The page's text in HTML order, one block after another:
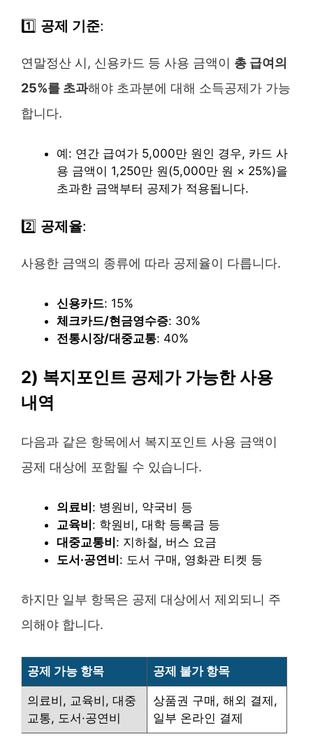
1️⃣ 공제 기준:
연말정산 시, 신용카드 등 사용 금액이 총 급여의
25%를 초과해야 초과분에 대해 소득공제가 가능
합니다.
예: 연간 급여가 5,000만 원인 경우, 카드 사
용 금액이 1,250만 원(5,000만 원 × 25%)을
초과한 금액부터 공제가 적용됩니다.
2️⃣ 공제율:
사용한 금액의 종류에 따라 공제율이 다릅니다.
신용카드: 15%
체크카드/현금영수증: 30%
전통시장/대중교통: 40%
2) 복지포인트 공제가 가능한 사용
내역
다음과 같은 항목에서 복지포인트 사용 금액이
공제 대상에 포함될 수 있습니다.
의료비 : 병원비, 약국비 등
교육비 : 학원비, 대학 등록금 등
대중교통비 : 지하철, 버스 요금
도서·공연비 : 도서 구매, 영화관 티켓 등
하지만 일부 항목은 공제 대상에서 제외되니 주
의해야 합니다.
공제 가능 항목 공제 불가 항목
의료비, 교육비, 대중
교통, 도서·공연비
상품권 구매, 해외 결제,
일부 온라인 결제